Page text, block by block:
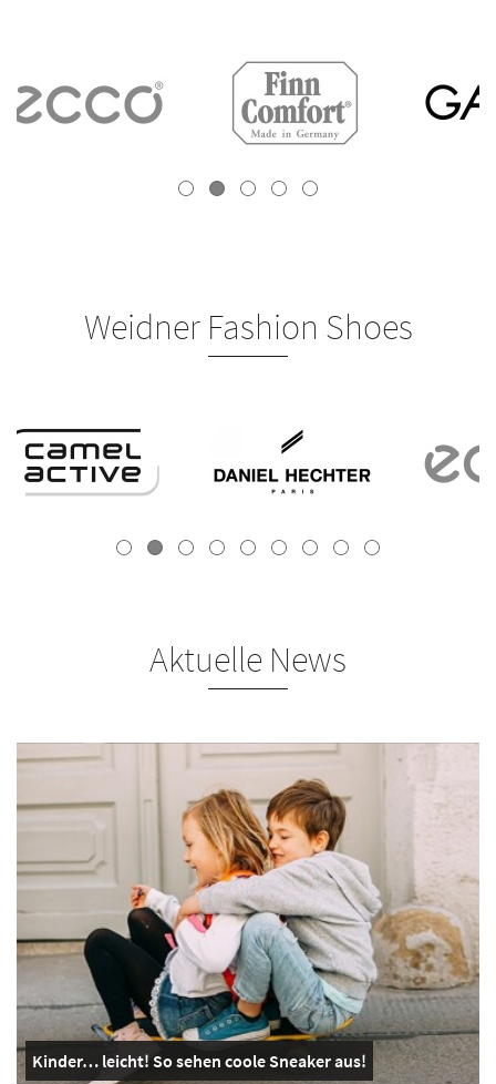
Weidner Fashion Shoes
Aktuelle News
Kinder… leicht! So sehen coole Sneaker aus!